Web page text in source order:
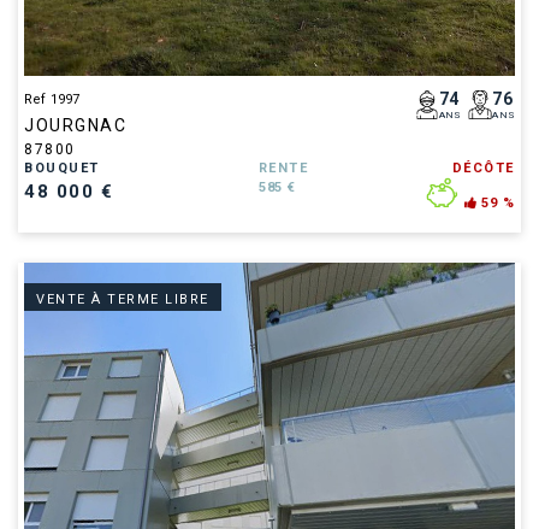
Ref 1997
JOURGNAC
87800
74
ANS
76
ANS
BOUQUET
48 000 €
RENTE
585 €
DÉCÔTE
59 %
VENTE À TERME LIBRE